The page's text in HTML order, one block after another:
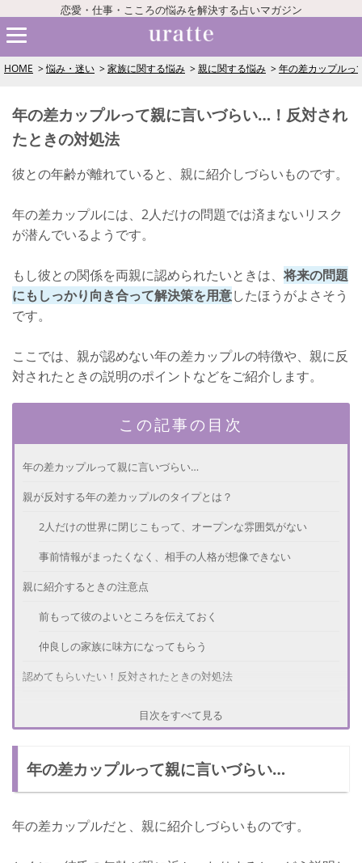
恋愛・仕事・こころの悩みを解決する占いマガジン
HOME 悩み・迷い 家族に関する悩み 親に関する悩み 年の差カップルっ
年の差カップルって親に言いづらい…！反対され
たときの対処法
彼との年齢が離れていると、親に紹介しづらいものです。
年の差カップルには、2人だけの問題では済まないリスク
が潜んでいるようです。
もし彼との関係を両親に認められたいときは、将来の問題
にもしっかり向き合って解決策を用意したほうがよさそう
です。
ここでは、親が認めない年の差カップルの特徴や、親に反
対されたときの説明のポイントなどをご紹介します。
この記事の目次
年の差カップルって親に言いづらい…
親が反対する年の差カップルのタイプとは？
2人だけの世界に閉じこもって、オープンな雰囲気がない
事前情報がまったくなく、相手の人格が想像できない
親に紹介するときの注意点
前もって彼のよいところを伝えておく
仲良しの家族に味方になってもらう
認めてもらいたい！反対されたときの対処法
何度も交流して彼の存在に慣れてもらう
親の気持ちも理解してあげよう！
目次をすべて見る
年の差カップルって親に言いづらい…
年の差カップルだと、親に紹介しづらいものです。